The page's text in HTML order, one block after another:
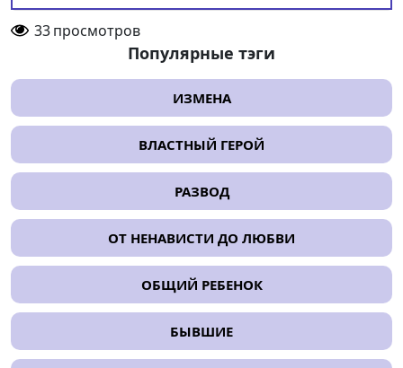
33просмотров
Популярные тэги
ИЗМЕНА
ВЛАСТНЫЙ ГЕРОЙ
РАЗВОД
ОТ НЕНАВИСТИ ДО ЛЮБВИ
ОБЩИЙ РЕБЕНОК
БЫВШИЕ